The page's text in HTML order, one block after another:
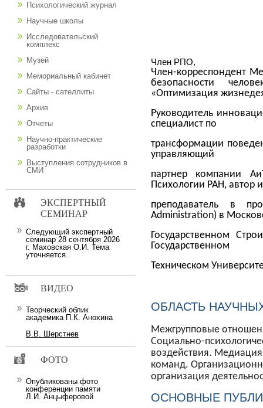
Член РПО,
Член-корреспондент
безопасности
«Оптимизация
Руководитель
специалист по
трансформации
управляющий
партнер компании
Психологии РАН, автор и
преподаватель в
Administration) в
Государственном
Государственном
Техническом
ОБЛАСТЬ
Межгрупповые
Социально-
воздействия.
команд.
организация
ОСНОВНЫЕ
Психологический журнал
Научные школы
Исследовательский
комплекс
Музей
Мемориальный кабинет
Сайты - сателлиты
Архив
Отчеты
Научно-практические
разработки
Выступления сотрудников в
СМИ
ЭКСПЕРТНЫЙ
СЕМИНАР
Следующий экспертный
семинар 28 сентября 2026
г. Маховская О.И. Тема
уточняется.
ВИДЕО
Творческий облик
академика П.К. Анохина
В.В. Шерстнев
ФОТО
Опубликованы фото
конференции памяти
Л.И. Анцыферовой